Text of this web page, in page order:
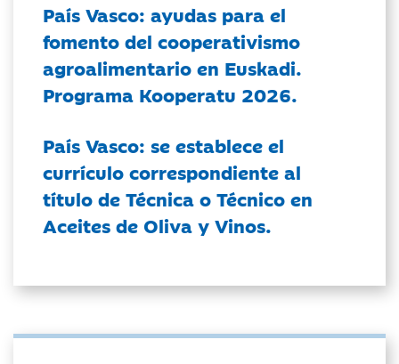
País Vasco: ayudas para el
fomento del cooperativismo
agroalimentario en Euskadi.
Programa Kooperatu 2026.
País Vasco: se establece el
currículo correspondiente al
título de Técnica o Técnico en
Aceites de Oliva y Vinos.